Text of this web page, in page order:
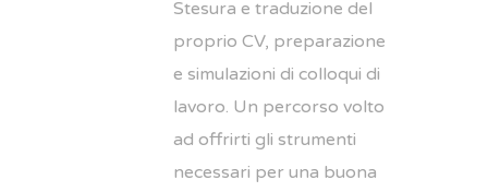
Stesura e traduzione del
proprio CV, preparazione
e simulazioni di colloqui di
lavoro. Un percorso volto
ad offrirti gli strumenti
necessari per una buona